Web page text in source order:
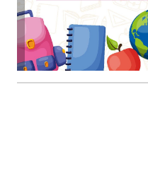
Ago 07, 2026 / 14:22
Resalta Pedro
Ruzzarín y agradece
Festival del Mar
Impulsa Ayuntamiento